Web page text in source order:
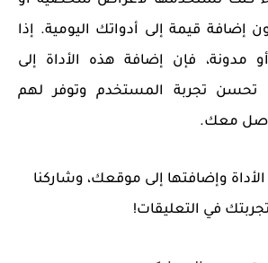
إضافة قيمة إلى أدواتك اليومية. إذا
مدونة، فإن إضافة هذه الأداة إلى
تجربة المستخدم وتوفر لهم
معك.
الأداة وإضافتها إلى موقعك، وشاركنا
تجربتك في التعليقات!